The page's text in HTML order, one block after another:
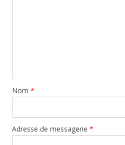
Nom *
Adresse de messagerie *